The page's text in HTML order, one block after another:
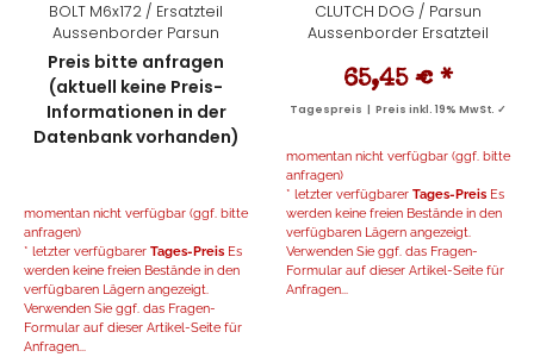
BOLT M6x172 / Ersatzteil
Aussenborder Parsun
Preis bitte anfragen
(aktuell keine Preis-
Informationen in der
Datenbank vorhanden)
momentan nicht verfügbar (ggf. bitte
anfragen)
* letzter verfügbarer Tages-Preis Es
werden keine freien Bestände in den
verfügbaren Lägern angezeigt.
Verwenden Sie ggf. das Fragen-
Formular auf dieser Artikel-Seite für
Anfragen...
CLUTCH DOG / Parsun
Aussenborder Ersatzteil
65,45 € *
Tagespreis | Preis inkl. 19% MwSt. ✓
momentan nicht verfügbar (ggf. bitte
anfragen)
* letzter verfügbarer Tages-Preis Es
werden keine freien Bestände in den
verfügbaren Lägern angezeigt.
Verwenden Sie ggf. das Fragen-
Formular auf dieser Artikel-Seite für
Anfragen...